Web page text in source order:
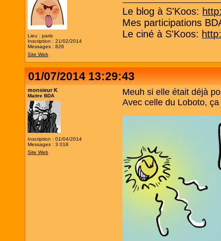
Lieu : paris
Inscription : 21/02/2014
Messages : 826
Site Web
Le blog à S'Koos:
Mes participations
Le ciné à S'Koos:
01/07/2014 13:29:43
monsieur K
Maitre BDA
Inscription : 01/04/2014
Messages : 3 018
Site Web
Meuh si elle était déjà
Avec celle du Loboto,